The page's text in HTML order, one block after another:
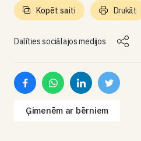
Dalīties sociālajos medijos
Kopēt saiti Drukāt
Ģimenēm ar bērniem